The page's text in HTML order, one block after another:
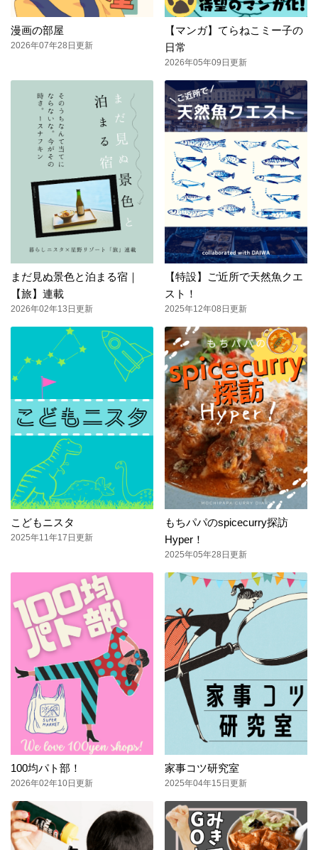
漫画の部屋
2026年07年28日更新
【マンガ】てらねこミー子の
日常
2026年05年09日更新
まだ見ぬ景色と泊まる宿｜
【旅】連載
2026年02年13日更新
【特設】ご近所で天然魚クエ
スト！
2025年12年08日更新
こどもニスタ
2025年11年17日更新
もちパパのspicecurry探訪
Hyper！
2025年05年28日更新
100均パト部！
2026年02年10日更新
家事コツ研究室
2025年04年15日更新